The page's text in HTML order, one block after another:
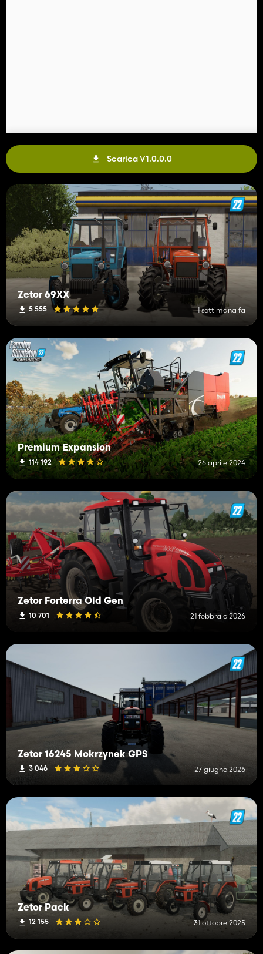
Scarica V1.0.0.0
Zetor 69XX
5 555 1 settimana fa
Premium Expansion
114 192 26 aprile 2024
Zetor Forterra Old Gen
10 701 21 febbraio 2026
Zetor 16245 Mokrzynek GPS
3 046 27 giugno 2026
Zetor Pack
12 155 31 ottobre 2025